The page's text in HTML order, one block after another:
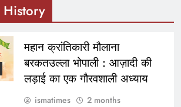
History
महान क्रांतिकारी मौलाना
बरकतउल्ला भोपाली : आज़ादी की
लड़ाई का एक गौरवशाली अध्याय
ismatimes
2 months